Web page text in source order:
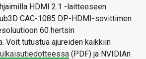
HDMI 2.1 -laitteeseen
CAC-1085 DP-HDMI-sovittimen
60 hertsin
Voit tutustua ajureiden kaikkiin
(PDF) ja NVIDIAn